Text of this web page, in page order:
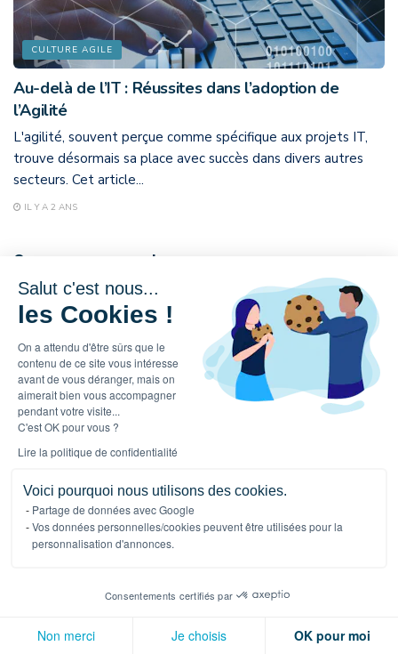
CULTURE AGILE
Au-delà de l’IT : Réussites dans l’adoption de
l’Agilité
L'agilité, souvent perçue comme spécifique aux projets IT,
trouve désormais sa place avec succès dans divers autres
secteurs. Cet article...
IL Y A 2 ANS
On vous recommande
Qu’est-ce que la conduite du changement
?
JANVIER 29, 2024
Content Management System : bienvenue
dans le monde d’après !
FÉVRIER 15, 2022
guide de la gouvernance des API
JUILLET 20, 2023
Entreprises data driven : des entreprises
NOVEMBRE 4, 2022
Salut c'est nous...
les Cookies !
On a attendu d'être sûrs que le
contenu de ce site vous intéresse
avant de vous déranger, mais on
aimerait bien vous accompagner
pendant votre visite...
C'est OK pour vous ?
Lire la politique de confidentialité
Voici pourquoi nous utilisons des cookies.
Partage de données avec Google
Vos données personnelles/cookies peuvent être utilisées pour la
personnalisation d'annonces.
Consentements certifiés par
Non merci Je choisis OK pour moi